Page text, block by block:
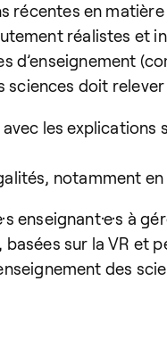
en
réalistes et
doit
les
notamment en
à
sur la VR et
des